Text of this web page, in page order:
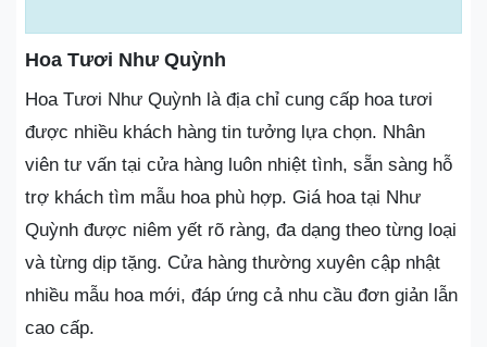
Hoa Tươi Như Quỳnh
Hoa Tươi Như Quỳnh là địa chỉ cung cấp hoa tươi
được nhiều khách hàng tin tưởng lựa chọn. Nhân
viên tư vấn tại cửa hàng luôn nhiệt tình, sẵn sàng hỗ
trợ khách tìm mẫu hoa phù hợp. Giá hoa tại Như
Quỳnh được niêm yết rõ ràng, đa dạng theo từng loại
và từng dịp tặng. Cửa hàng thường xuyên cập nhật
nhiều mẫu hoa mới, đáp ứng cả nhu cầu đơn giản lẫn
cao cấp.